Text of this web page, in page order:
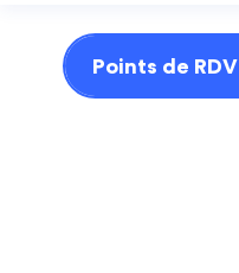
Points de RDV